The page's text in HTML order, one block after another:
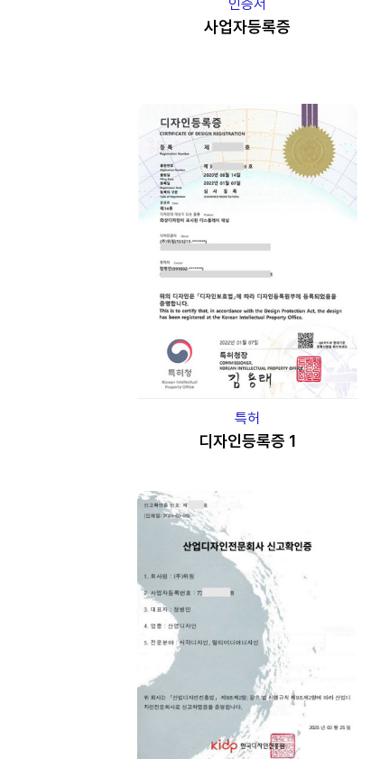
인증서
사업자등록증
특허
디자인등록증 1